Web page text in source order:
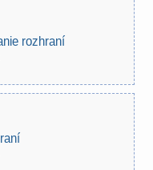
rozhraní